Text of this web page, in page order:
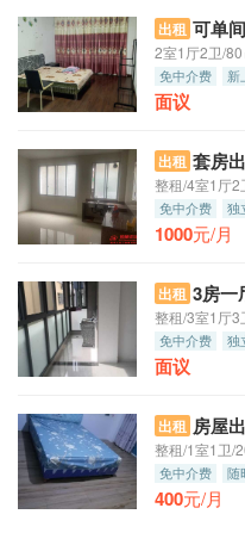
出租 可单
2室1厅2卫/
免中介费 新
南北通透
面议
出租 套房
整租/4室1厅2
免中介费 独
1000元/月
出租 3房一
整租/3室1厅3
免中介费 独
面议
出租 房屋
整租/1室1卫/
免中介费 随
400元/月